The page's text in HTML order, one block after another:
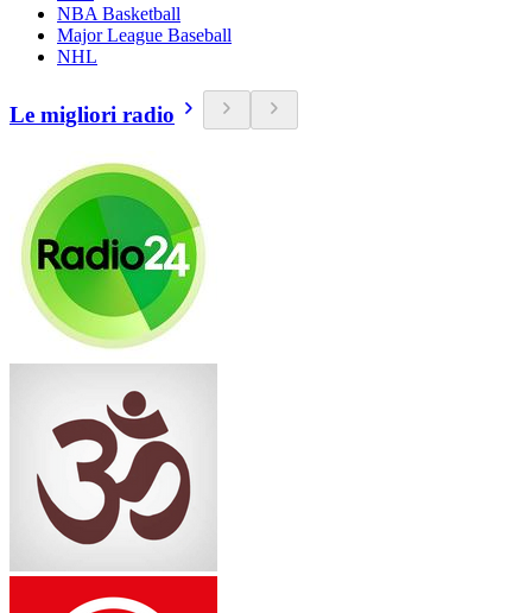
NBA Basketball
Major League Baseball
NHL
Le migliori radio